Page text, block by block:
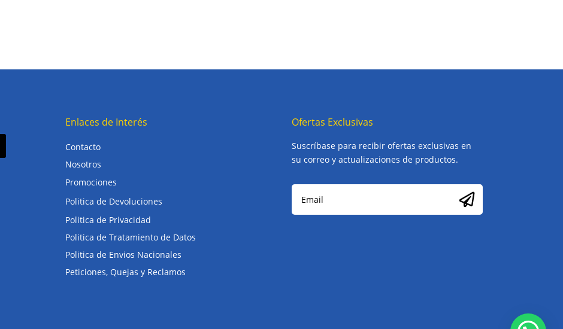
Enlaces de Interés
Contacto
Nosotros
Promociones
Politica de Devoluciones
Politica de Privacidad
Politica de Tratamiento de Datos
Politica de Envios Nacionales
Peticiones, Quejas y Reclamos
Ofertas Exclusivas
Suscríbase para recibir ofertas exclusivas en
su correo y actualizaciones de productos.